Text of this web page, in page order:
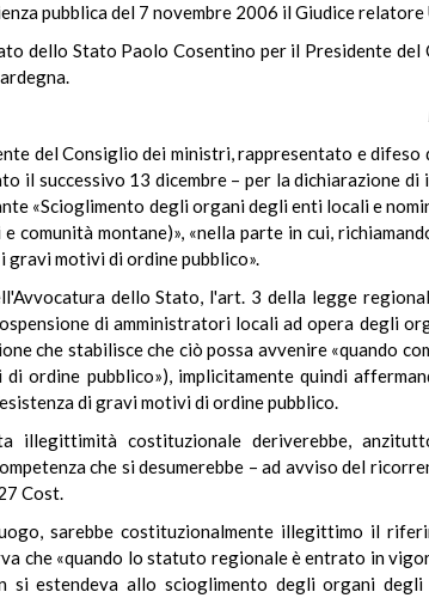
pubblica del 7 novembre 2006 il Giudice relatore
dello Stato Paolo Cosentino per il Presidente
del Consiglio dei ministri, rappresentato e
il successivo 13 dicembre – per la dichiarazione
«Scioglimento degli organi degli enti locali e
e comunità montane)», «nella parte in cui,
gravi motivi di ordine pubblico».
dello Stato, l'art. 3 della legge
di amministratori locali ad opera degli
che stabilisce che ciò possa avvenire «quando
ordine pubblico»), implicitamente quindi
di gravi motivi di ordine pubblico.
illegittimità costituzionale deriverebbe,
che si desumerebbe – ad avviso del
Cost.
sarebbe costituzionalmente illegittimo il
che «quando lo statuto regionale è entrato in
si estendeva allo scioglimento degli organi